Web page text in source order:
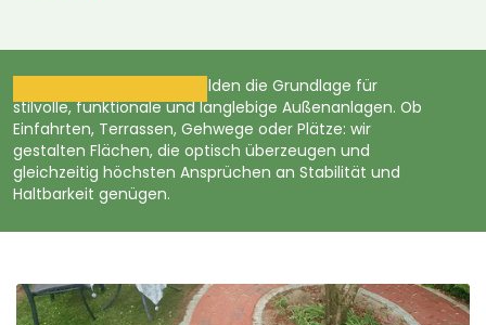
Unsere Pflasterarbeiten bilden die Grundlage für
stilvolle, funktionale und langlebige Außenanlagen. Ob
Einfahrten, Terrassen, Gehwege oder Plätze: wir
gestalten Flächen, die optisch überzeugen und
gleichzeitig höchsten Ansprüchen an Stabilität und
Haltbarkeit genügen.